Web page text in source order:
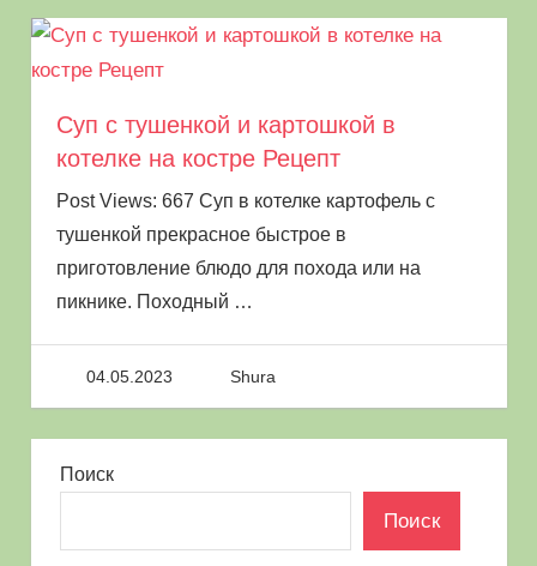
Суп с тушенкой и картошкой в
котелке на костре Рецепт
Post Views: 667 Суп в котелке картофель с
тушенкой прекрасное быстрое в
приготовление блюдо для похода или на
пикнике. Походный …
04.05.2023 Shura
Поиск
Поиск